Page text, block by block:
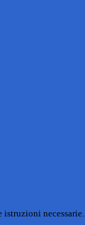
necessarie.